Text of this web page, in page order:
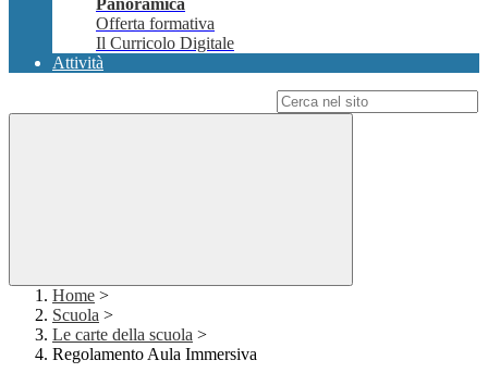
Panoramica
Offerta formativa
Il Curricolo Digitale
Attività
Home >
Scuola >
Le carte della scuola >
Regolamento Aula Immersiva